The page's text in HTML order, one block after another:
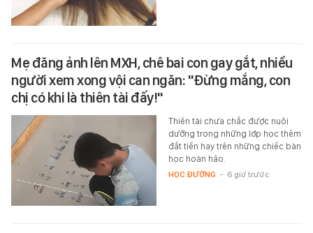
Mẹ đăng ảnh lên MXH, chê bai con gay gắt, nhiều
người xem xong vội can ngăn: "Đừng mắng, con
chị có khi là thiên tài đấy!"
Thiên tài chưa chắc được nuôi
dưỡng trong những lớp học thêm
đắt tiền hay trên những chiếc bàn
học hoàn hảo.
HỌC ĐƯỜNG - 6 giờ trước